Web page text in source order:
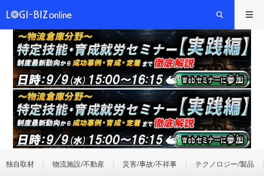
独自取材 物流施設/不動産 災害/事故/不祥事 テクノロジー/製品